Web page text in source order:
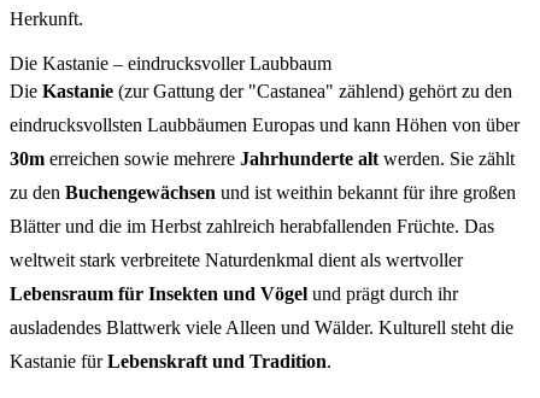
Herkunft.
Die Kastanie – eindrucksvoller Laubbaum
Die Kastanie (zur Gattung der "Castanea" zählend) gehört zu den
eindrucksvollsten Laubbäumen Europas und kann Höhen von über
30m erreichen sowie mehrere Jahrhunderte alt werden. Sie zählt
zu den Buchengewächsen und ist weithin bekannt für ihre großen
Blätter und die im Herbst zahlreich herabfallenden Früchte. Das
weltweit stark verbreitete Naturdenkmal dient als wertvoller
Lebensraum für Insekten und Vögel und prägt durch ihr
ausladendes Blattwerk viele Alleen und Wälder. Kulturell steht die
Kastanie fürLebenskraft und Tradition.